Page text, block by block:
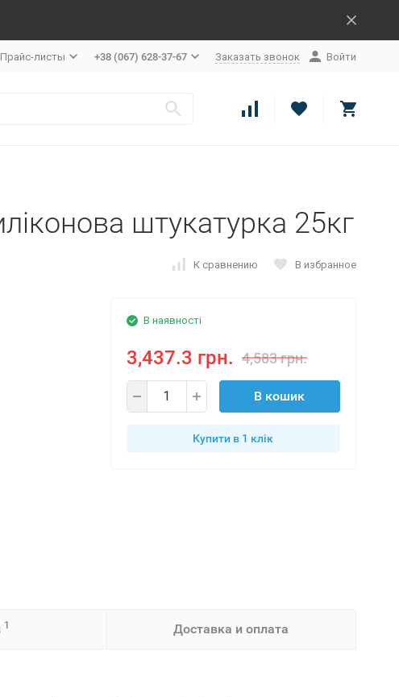
Прайс-листы +38 (067) 628-37-67 Заказать звонок Войти
штукатурка 25кг
К сравнению В избранное
В наявності
3,437.3 грн. 4,583 грн.
В кошик
Купити в 1 клiк
1 Доставка и оплата